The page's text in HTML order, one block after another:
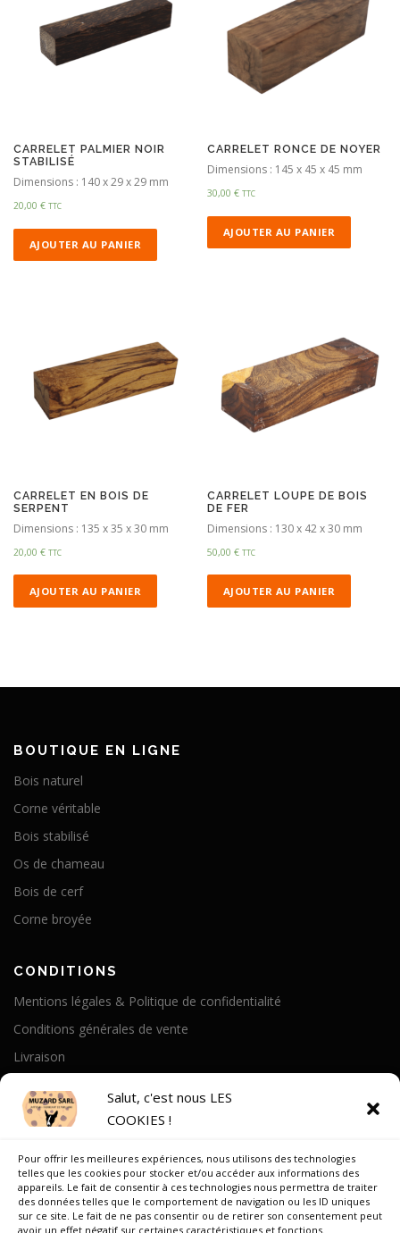
Salut, c'est nous LES
COOKIES !
Pour offrir les meilleures expériences, nous utilisons des technologies
telles que les cookies pour stocker et/ou accéder aux informations des
appareils. Le fait de consentir à ces technologies nous permettra de traiter
des données telles que le comportement de navigation ou les ID uniques
sur ce site. Le fait de ne pas consentir ou de retirer son consentement peut
avoir un effet négatif sur certaines caractéristiques et fonctions.
CARRELET PALMIER NOIR
STABILISÉ
Dimensions : 140 x 29 x 29 mm
20,00 € TTC
AJOUTER AU PANIER
CARRELET RONCE DE NOYER
Dimensions : 145 x 45 x 45 mm
30,00€ TTC
AJOUTER AU PANIER
CARRELET EN BOIS DE
SERPENT
Dimensions : 135 x 35 x 30 mm
20,00 € TTC
AJOUTER AU PANIER
CARRELET LOUPE DE BOIS
DE FER
Dimensions : 130 x 42 x 30 mm
50,00€ TTC
AJOUTER AU PANIER
BOUTIQUE EN LIGNE
Bois naturel
Corne véritable
Bois stabilisé
Os de chameau
Bois de cerf
Corne broyée
CONDITIONS
Mentions légales & Politique de confidentialité
Conditions générales de vente
Livraison
Notre Histoire
On parle de nous
Recrutement